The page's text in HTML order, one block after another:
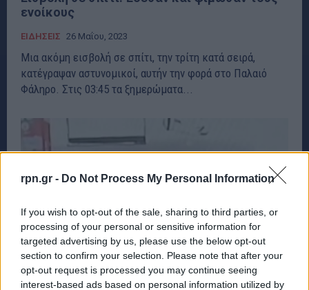
rpn.gr - Do Not Process My Personal Information
If you wish to opt-out of the sale, sharing to third parties, or
processing of your personal or sensitive information for
targeted advertising by us, please use the below opt-out
section to confirm your selection. Please note that after your
opt-out request is processed you may continue seeing
interest-based ads based on personal information utilized by
ενοίκους
ΕΙΔΗΣΕΙΣ 26 Μαΐου, 2023
Μια ακόμη εισβολή σε σπίτι, την τρίτη κατά σειρά,
κατέγραψαν αστυνομικοί, αυτήν την φορά στο Παλαιό
Φάληρο. Στις 03:45 τα ξημερώματα...